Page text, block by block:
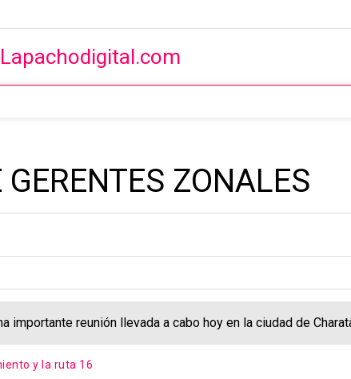
ZONALES
importante reunión llevada a cabo hoy en la ciudad de
y la ruta 16